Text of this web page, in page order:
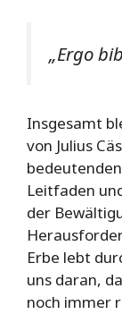
„Ergo
Insgesamt
von Julius
Leitfaden
der
Erbe lebt
uns daran,
noch immer